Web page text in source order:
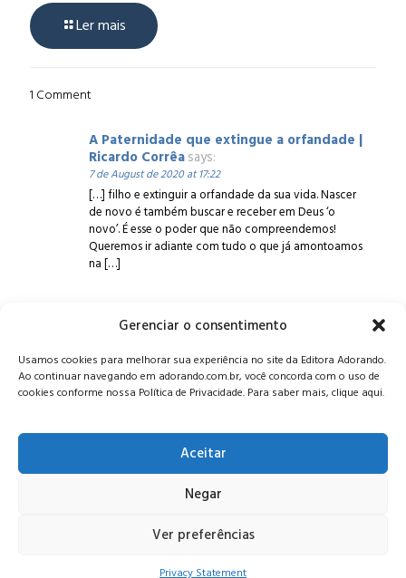
Gerenciar o consentimento
Usamos cookies para melhorar sua experiência no site da Editora Adorando.
Ao continuar navegando em adorando.com.br, você concorda com o uso de
cookies conforme nossa Política de Privacidade. Para saber mais, clique aqui.
Aceitar
Negar
Ver preferências
Privacy Statement
Ler mais
1 Comment
A Paternidade que extingue a orfandade |
Ricardo Corrêasays:
7 de August de 2020 at 17:22
[…] filho e extinguir a orfandade da sua vida. Nascer
de novo é também buscar e receber em Deus ‘o
novo’. É esse o poder que não compreendemos!
Queremos ir adiante com tudo o que já amontoamos
na […]
Alameda Oscar Niemeyer, 1033 – 7º Andar - Portaria 04, Vila da
Serra - Nova Lima/MG, CEP: 34006-065 - MG
CONTATO:editora@adorando.com.br
Consulte nossapolítica de privacidade